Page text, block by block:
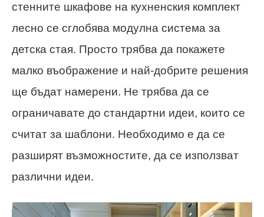
стенните шкафове на кухненския комплект
лесно се сглобява модулна система за
детска стая. Просто трябва да покажете
малко въображение и най-добрите решения
ще бъдат намерени. Не трябва да се
ограничавате до стандартни идеи, които се
считат за шаблони. Необходимо е да се
разширят възможностите, да се използват
различни идеи.